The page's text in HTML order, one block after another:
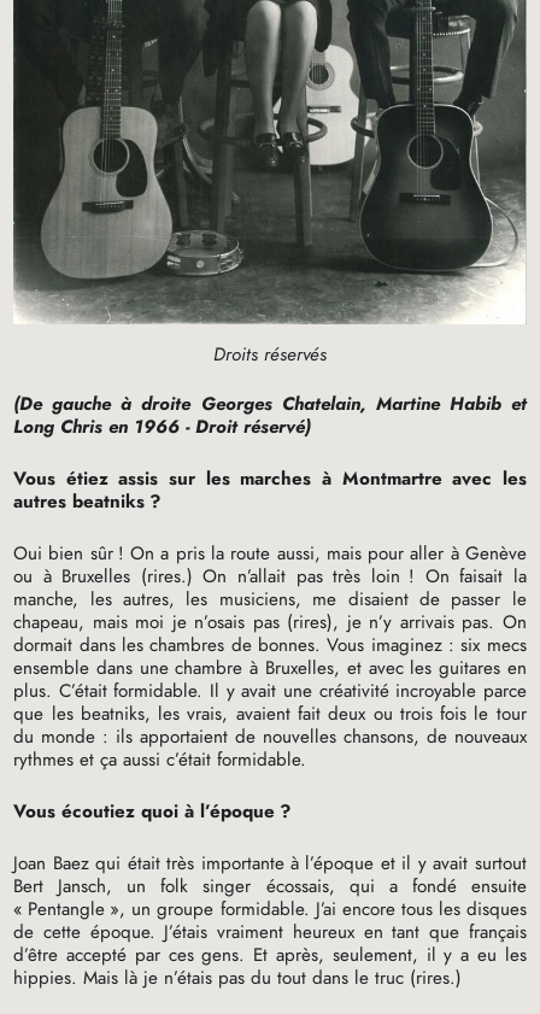
Droits réservés
(De gauche à droite Georges Chatelain, Martine Habib et
Long Chris en 1966 - Droit réservé)
Vous étiez assis sur les marches à Montmartre avec les
autres beatniks ?
Oui bien sûr ! On a pris la route aussi, mais pour aller à Genève
ou à Bruxelles (rires.) On n’allait pas très loin ! On faisait la
manche, les autres, les musiciens, me disaient de passer le
chapeau, mais moi je n’osais pas (rires), je n’y arrivais pas. On
dormait dans les chambres de bonnes. Vous imaginez : six mecs
ensemble dans une chambre à Bruxelles, et avec les guitares en
plus. C’était formidable. Il y avait une créativité incroyable parce
que les beatniks, les vrais, avaient fait deux ou trois fois le tour
du monde : ils apportaient de nouvelles chansons, de nouveaux
rythmes et ça aussi c’était formidable.
Vous écoutiez quoi à l’époque ?
Joan Baez qui était très importante à l’époque et il y avait surtout
Bert Jansch, un folk singer écossais, qui a fondé ensuite
« Pentangle », un groupe formidable. J’ai encore tous les disques
de cette époque. J’étais vraiment heureux en tant que français
d’être accepté par ces gens. Et après, seulement, il y a eu les
hippies. Mais là je n’étais pas du tout dans le truc (rires.)